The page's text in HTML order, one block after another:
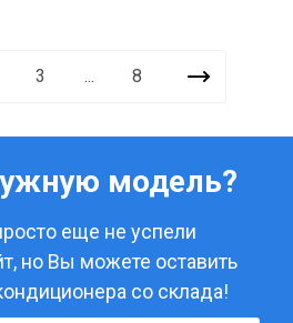
3 ... 8
модель?
еще не успели
но Вы можете оставить
со склада!